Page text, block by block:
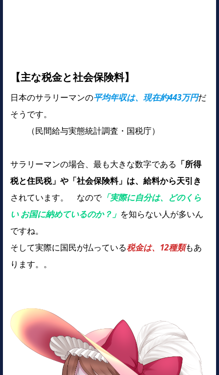
【主な税金と社会保険料】
日本のサラリーマンの平均年収は、現在約443万円だ
そうです。
（民間給与実態統計調査・国税庁）
サラリーマンの場合、最も大きな数字である 「所得
税と住民税」や「社会保険料」は、給料から天引き
されています。 なので「実際に自分は、どのくら
い お国に納めているのか？」 を知らない人が多いん
ですね。
そして実際に国民が払っている税金は、12種類もあ
ります。。